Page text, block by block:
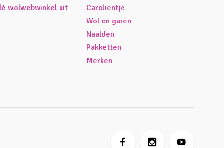
wolwebwinkel uit
Carolientje
Wol en garen
Naalden
Pakketten
Merken